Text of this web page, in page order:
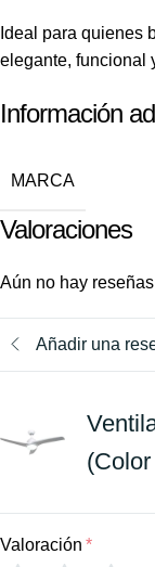
Ideal para quienes
elegante, funcional
Información
MARCA
Valoraciones
Aún no hay reseñas
Añadir una
Valoración *